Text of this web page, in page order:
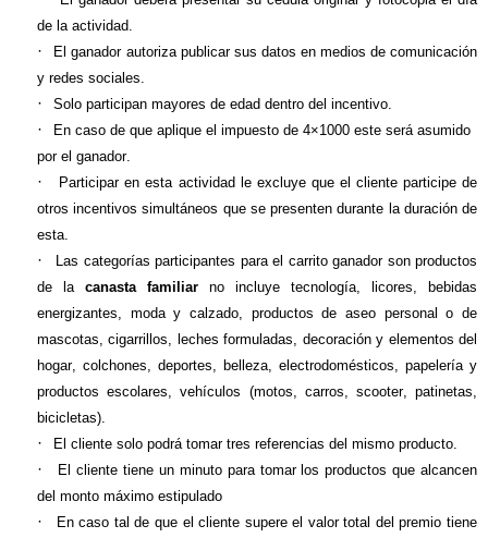
de la actividad.
·
El ganador autoriza publicar sus datos en medios de comunicación
y redes sociales.
· Solo participan mayores de edad dentro del incentivo.
·
En caso de que aplique el impuesto de 4×1000 este será asumido
por el ganador.
·
Participar en esta actividad le excluye que el cliente participe de
otros incentivos simultáneos que se presenten durante la duración de
esta.
·
Las categorías participantes para el carrito ganador son productos
de la canasta familiar no incluye tecnología, licores, bebidas
energizantes, moda y calzado, productos de aseo personal o de
mascotas, cigarrillos, leches formuladas, decoración y elementos del
hogar, colchones, deportes, belleza, electrodomésticos, papelería y
productos escolares, vehículos (motos, carros, scooter, patinetas,
bicicletas).
· El cliente solo podrá tomar tres referencias del mismo producto.
·
El cliente tiene un minuto para tomar los productos que alcancen
del monto máximo estipulado
·
En caso tal de que el cliente supere el valor total del premio tiene